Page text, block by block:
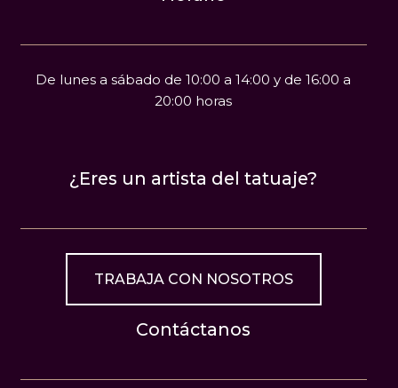
De lunes a sábado de 10:00 a 14:00 y de 16:00 a
20:00 horas
¿Eres un artista del tatuaje?
TRABAJA CON NOSOTROS
Contáctanos